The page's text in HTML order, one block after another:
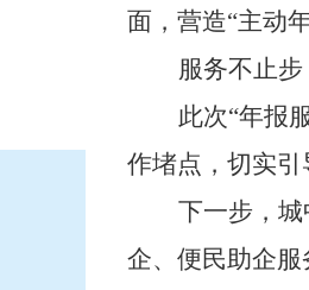
面，营造“主动
服务不止
此次“年报
作堵点，切实引
下一步，
企、便民助企